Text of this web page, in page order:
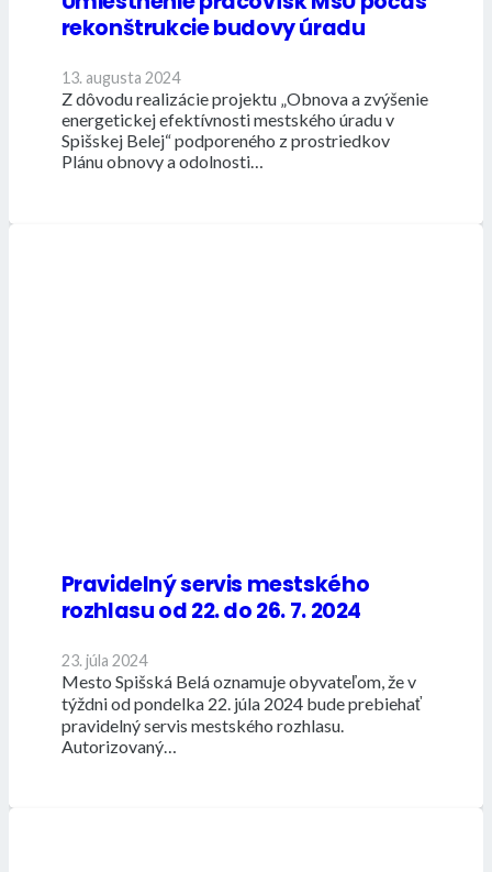
rekonštrukcie budovy úradu
13. augusta 2024
Z dôvodu realizácie projektu „Obnova a zvýšenie
energetickej efektívnosti mestského úradu v
Spišskej Belej“ podporeného z prostriedkov
Plánu obnovy a odolnosti…
Pravidelný servis mestského
rozhlasu od 22. do 26. 7. 2024
23. júla 2024
Mesto Spišská Belá oznamuje obyvateľom, že v
týždni od pondelka 22. júla 2024 bude prebiehať
pravidelný servis mestského rozhlasu.
Autorizovaný…